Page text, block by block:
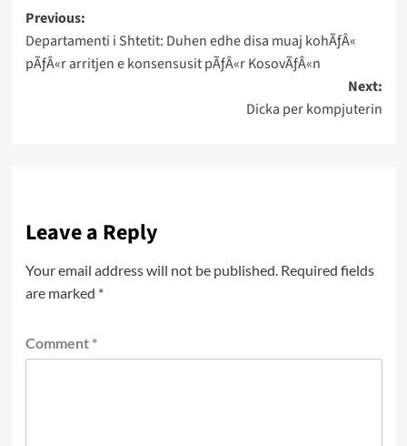
Post
navigation
Previous:
Departamenti i Shtetit: Duhen edhe disa muaj kohÃƒÂ«
pÃƒÂ«r arritjen e konsensusit pÃƒÂ«r KosovÃƒÂ«n
Next:
Dicka per kompjuterin
Leave a Reply
Your email address will not be published. Required fields
are marked *
Comment *